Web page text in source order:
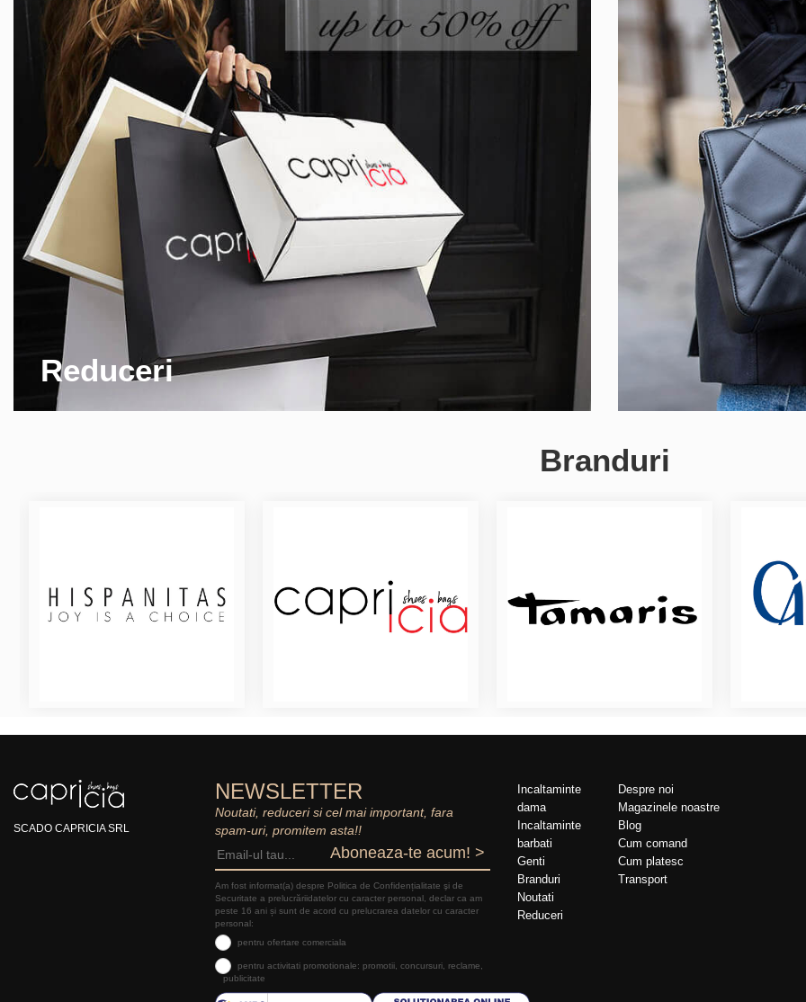
Reduceri
Branduri
SCADO CAPRICIA SRL
NEWSLETTER
Noutati, reduceri si cel mai important, fara
spam-uri, promitem asta!!
Aboneaza-te acum! >
Am fost informat(a) despre Politica de Confidențialitate şi de
Securitate a prelucrăriidatelor cu caracter personal, declar ca am
peste 16 ani și sunt de acord cu prelucrarea datelor cu caracter
personal:
pentru ofertare comerciala
pentru activitati promotionale: promotii, concursuri, reclame,
publicitate
Incaltaminte
dama
Incaltaminte
barbati
Genti
Branduri
Noutati
Reduceri
Despre noi
Magazinele noastre
Blog
Cum comand
Cum platesc
Transport